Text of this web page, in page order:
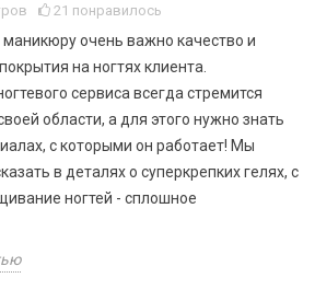
21 понравилось
очень важно качество и
на ногтях клиента.
сервиса всегда стремится
области, а для этого нужно знать
с которыми он работает! Мы
в деталях о суперкрепких гелях, с
ногтей - сплошное